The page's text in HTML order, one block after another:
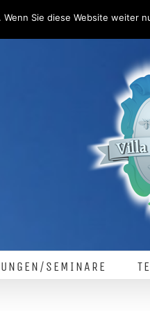
SEMINARE
Sie diese Website weiter